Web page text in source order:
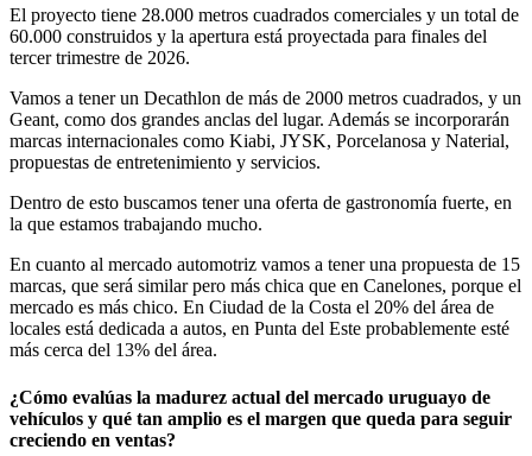
El proyecto tiene 28.000 metros cuadrados comerciales y un total de
60.000 construidos y la apertura está proyectada para finales del
tercer trimestre de 2026.
Vamos a tener un Decathlon de más de 2000 metros cuadrados, y un
Geant, como dos grandes anclas del lugar. Además se incorporarán
marcas internacionales como Kiabi, JYSK, Porcelanosa y Naterial,
propuestas de entretenimiento y servicios.
Dentro de esto buscamos tener una oferta de gastronomía fuerte, en
la que estamos trabajando mucho.
En cuanto al mercado automotriz vamos a tener una propuesta de 15
marcas, que será similar pero más chica que en Canelones, porque el
mercado es más chico. En Ciudad de la Costa el 20% del área de
locales está dedicada a autos, en Punta del Este probablemente esté
más cerca del 13% del área.
¿Cómo evalúas la madurez actual del mercado uruguayo de
vehículos y qué tan amplio es el margen que queda para seguir
creciendo en ventas?